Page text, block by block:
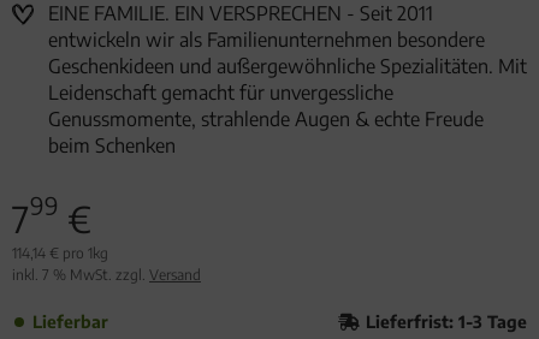
EINE FAMILIE. EIN VERSPRECHEN - Seit 2011
entwickeln wir als Familienunternehmen besondere
Geschenkideen und außergewöhnliche Spezialitäten. Mit
Leidenschaft gemacht für unvergessliche
Genussmomente, strahlende Augen & echte Freude
beim Schenken
799 €
114,14 € pro 1kg
inkl. 7 % MwSt. zzgl. Versand
Lieferbar Lieferfrist: 1-3 Tage